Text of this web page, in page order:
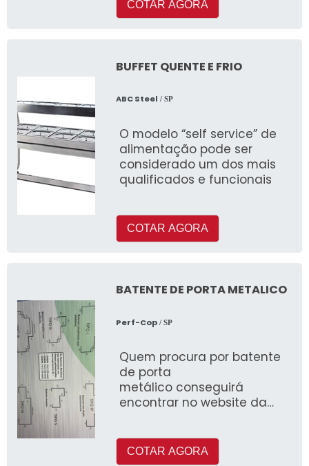
COTAR AGORA
BUFFET QUENTE E FRIO
ABC Steel / SP
O modelo “self service” de
alimentação pode ser
considerado um dos mais
qualificados e funcionais
COTAR AGORA
BATENTE DE PORTA METALICO
Perf-Cop/ SP
Quem procura por batente
de porta
metálico conseguirá
encontrar no website da
COTAR AGORA